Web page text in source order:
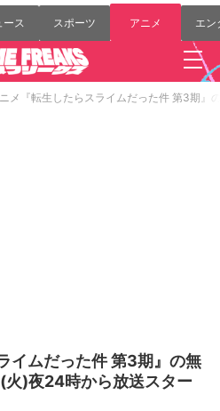
ース スポーツ アニメ エン
メ『転生したらスライムだった件 第3期』
イムだった件 第3期』の無
)夜24時から放送スター